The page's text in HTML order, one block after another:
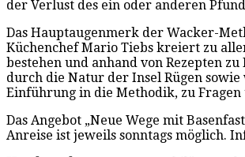
der Verlust des ein oder anderen
Das Hauptaugenmerk der Wacker-
Küchenchef Mario Tiebs kreiert zu
bestehen und anhand von Rezepten
durch die Natur der Insel Rügen
Einführung in die Methodik, zu
Das Angebot „Neue Wege mit
Anreise ist jeweils sonntags möglich.